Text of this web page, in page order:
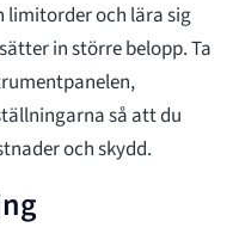
limitorder och lära sig
in större belopp. Ta
så att du
och skydd.